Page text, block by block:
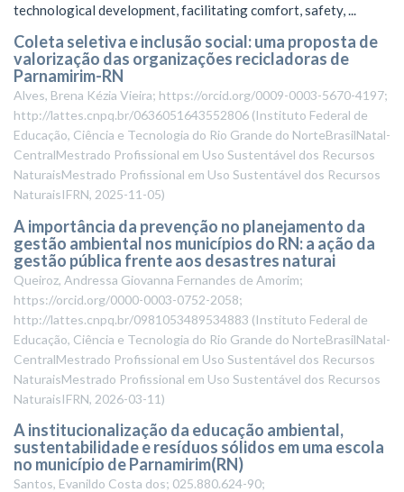
technological development, facilitating comfort, safety, ...
Coleta seletiva e inclusão social: uma proposta de
valorização das organizações recicladoras de
Parnamirim-RN
Alves, Brena Kézia Vieira; https://orcid.org/0009-0003-5670-4197;
http://lattes.cnpq.br/0636051643552806 (Instituto Federal de
Educação, Ciência e Tecnologia do Rio Grande do NorteBrasilNatal-
CentralMestrado Profissional em Uso Sustentável dos Recursos
NaturaisMestrado Profissional em Uso Sustentável dos Recursos
NaturaisIFRN, 2025-11-05)
A importância da prevenção no planejamento da
gestão ambiental nos municípios do RN: a ação da
gestão pública frente aos desastres naturai
Queiroz, Andressa Giovanna Fernandes de Amorim;
https://orcid.org/0000-0003-0752-2058;
http://lattes.cnpq.br/0981053489534883 (Instituto Federal de
Educação, Ciência e Tecnologia do Rio Grande do NorteBrasilNatal-
CentralMestrado Profissional em Uso Sustentável dos Recursos
NaturaisMestrado Profissional em Uso Sustentável dos Recursos
NaturaisIFRN, 2026-03-11)
A institucionalização da educação ambiental,
sustentabilidade e resíduos sólidos em uma escola
no município de Parnamirim(RN)
Santos, Evanildo Costa dos; 025.880.624-90;